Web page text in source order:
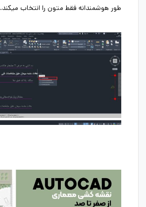
طور هوشمندانه فقط متون را انتخاب میکند.